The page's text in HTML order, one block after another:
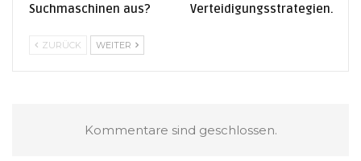
Suchmaschinen aus?
Verteidigungsstrategien.
ZURÜCK WEITER
Kommentare sind geschlossen.